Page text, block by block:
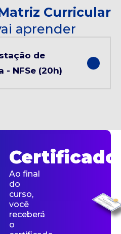
Curricular
aprender
de
- NFSe (20h)
Certificado
Ao final
do
curso,
você
receberá
o